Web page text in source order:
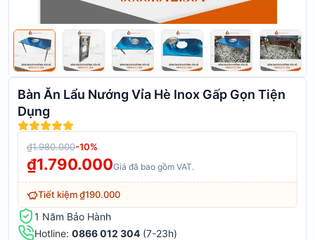
Bàn Ăn Lẩu Nướng Vỉa Hè Inox Gấp Gọn Tiện
Dụng
₫1.980.000-10%
₫1.790.000Giá đã bao gồm VAT.
Tiết kiệm₫190.000
1 Năm Bảo Hành
Hotline: 0866 012 304 (7-23h)